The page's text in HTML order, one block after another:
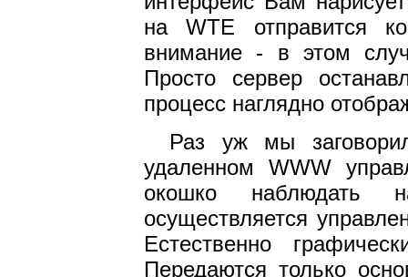
на WTE отправится
внимание - в этом
Просто сервер
процесс наглядно
Раз уж мы
удаленном WWW
окошко
осуществляется
Естественно
Передаются только